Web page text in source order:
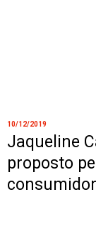
10/12/2019
Jaqueline
proposto